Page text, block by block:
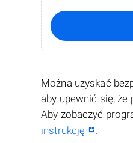
Można uzyskać
aby upewnić się, że
Aby zobaczyć
instrukcję
.